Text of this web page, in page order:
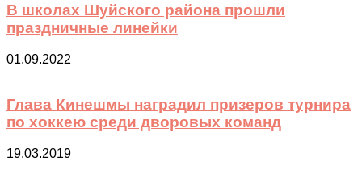
В школах Шуйского района прошли
праздничные линейки
01.09.2022
Глава Кинешмы наградил призеров турнира
по хоккею среди дворовых команд
19.03.2019